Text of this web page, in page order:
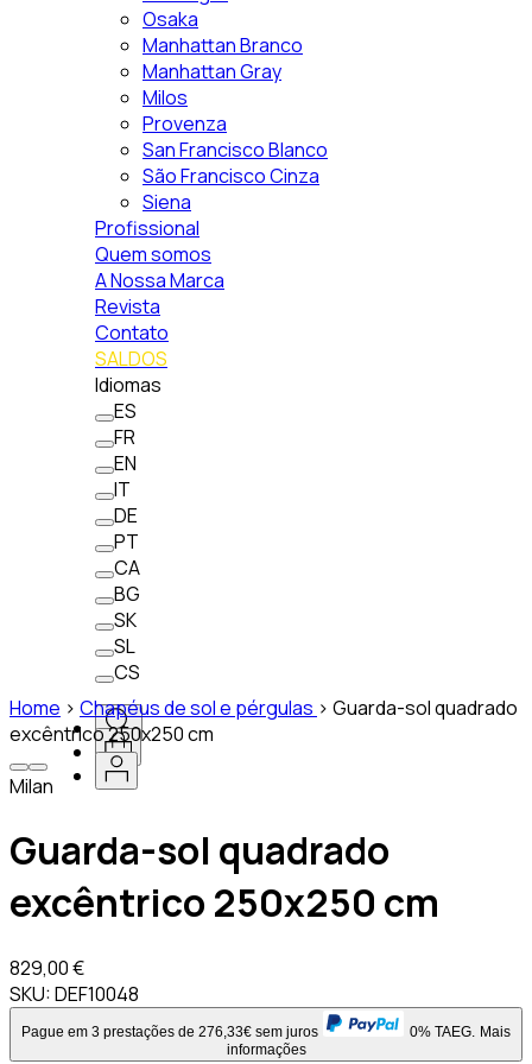
Osaka
Manhattan Branco
Manhattan Gray
Milos
Provenza
San Francisco Blanco
São Francisco Cinza
Siena
Profissional
Quem somos
A Nossa Marca
Revista
Contato
SALDOS
Idiomas
ES
FR
EN
IT
DE
PT
CA
BG
SK
SL
CS
Home > Chapéus de sol e pérgulas > Guarda-sol quadrado
excêntrico 250x250 cm
Milan
Guarda-sol quadrado
excêntrico 250x250 cm
829,00 €
SKU:DEF10048
Pague em 3 prestações de 276,33€ sem juros 0% TAEG. Mais
informações